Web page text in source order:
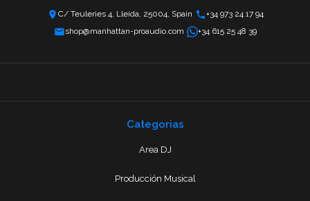
C/ Teuleries 4, Lleida, 25004, Spain
+34 973 24 17 94
shop@manhattan-proaudio.com
+34 615 25 48 39
Categorias
Area DJ
Producción Musical